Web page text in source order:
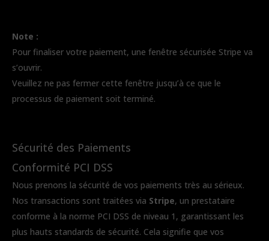
Note :
Pour finaliser votre paiement, une fenêtre sécurisée Stripe va
s’ouvrir.
Veuillez ne pas fermer cette fenêtre jusqu’à ce que le
processus de paiement soit terminé.
Sécurité des Paiements
Conformité PCI DSS
Nous prenons la sécurité de vos paiements très au sérieux.
Nos transactions sont traitées via Stripe, un prestataire
conforme à la norme PCI DSS de niveau 1, garantissant les
plus hauts standards de sécurité. Cela signifie que vos